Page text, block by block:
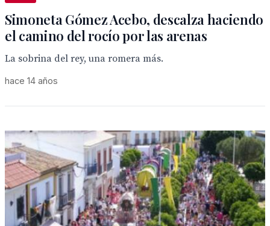
Simoneta Gómez Acebo, descalza haciendo
el camino del rocío por las arenas
La sobrina del rey, una romera más.
hace 14 años